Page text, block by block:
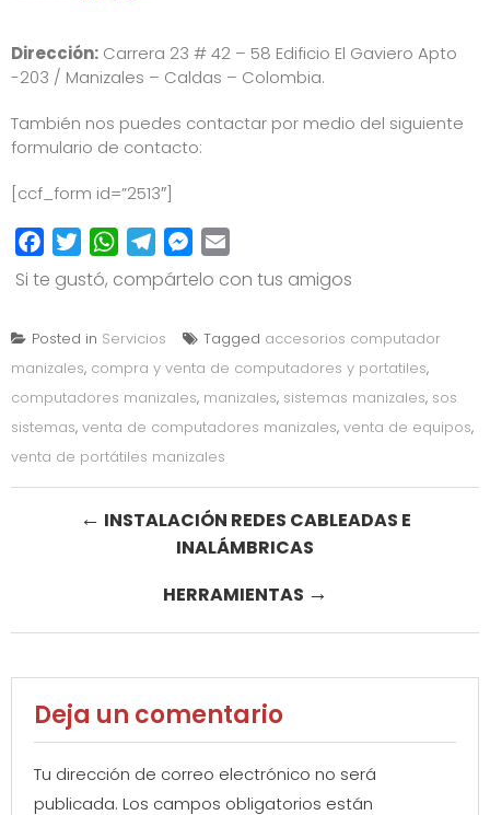
Dirección: Carrera 23 # 42 – 58 Edificio El Gaviero Apto
-203 / Manizales – Caldas – Colombia.
También nos puedes contactar por medio del siguiente
formulario de contacto:
[ccf_form id=”2513″]
FacebookTwitterWhatsApp
TelegramMessenger
Si te gustó, compártelo con tus amigos
Posted in Servicios Tagged accesorios computador
manizales, compra y venta de computadores y portatiles,
computadores manizales, manizales, sistemas manizales, sos
sistemas, venta de computadores manizales, venta de equipos,
venta de portátiles manizales
navigation
← INSTALACIÓN REDES CABLEADAS E
INALÁMBRICAS
HERRAMIENTAS →
Deja un comentario
Tu dirección de correo electrónico no será
publicada. Los campos obligatorios están